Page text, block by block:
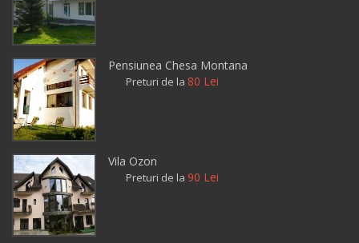
Pensiunea Chesa Montana
Preturi de la 80 Lei
Vila Ozon
Preturi de la 90 Lei